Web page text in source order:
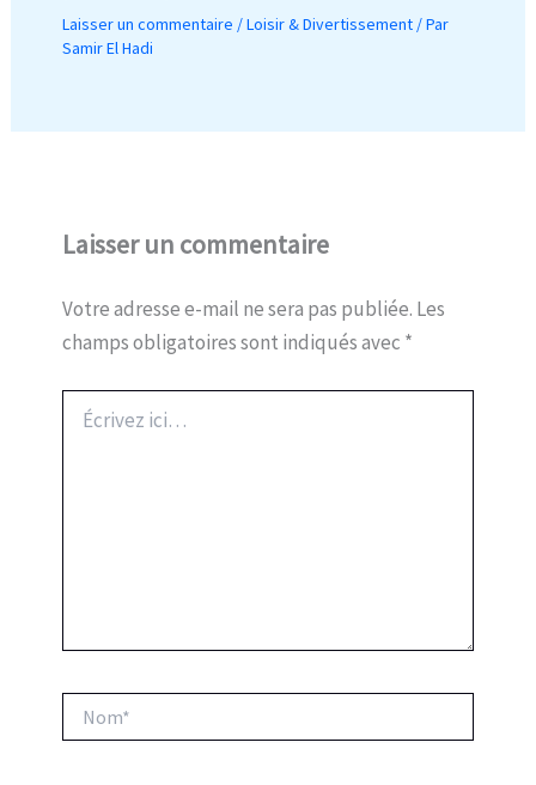
Laisser un commentaire /Loisir & Divertissement/ Par
Samir El Hadi
Laisser un commentaire
Votre adresse e-mail ne sera pas publiée. Les
champs obligatoires sont indiqués avec *
ici…